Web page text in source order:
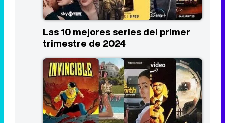
Las 10 mejores series del primer
trimestre de 2024